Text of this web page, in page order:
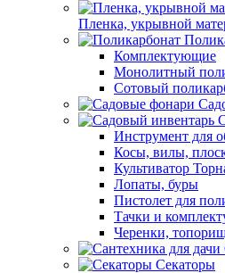
Пленка, укрывной
Комплектующие
Монолитный
Сотовый
Инструмент для
Косы, вилы,
Культиватор
Лопаты, буры
Пистолет для
Тачки и
Черенки,
Секаторы